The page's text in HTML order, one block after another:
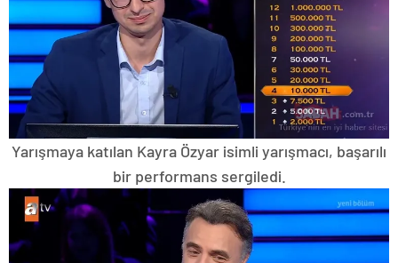
Yarışmaya katılan Kayra Özyar isimli yarışmacı, başarılı
bir performans sergiledi.